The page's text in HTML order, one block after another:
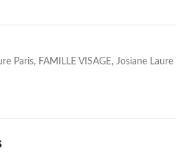
Paris, FAMILLE VISAGE, Josiane Laure